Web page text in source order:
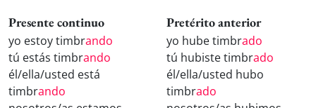
Presente continuo
yo estoy timbrando
tú estás timbrando
él/ella/usted está
timbrando
Pretérito anterior
yo hube timbrado
tú hubiste timbrado
él/ella/usted hubo
timbrado